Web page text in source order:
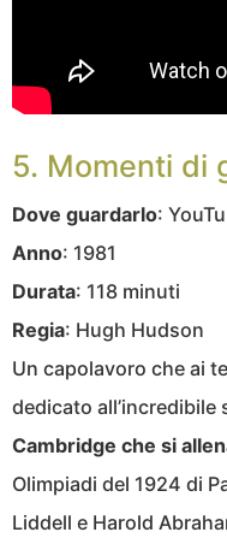
5. Momenti di
Dove guardarlo:
Anno: 1981
Durata: 118 minuti
Regia: Hugh Hudson
Un capolavoro che ai
dedicato all’incredibile
Cambridge che si
Olimpiadi del 1924 di
Liddell e Harold